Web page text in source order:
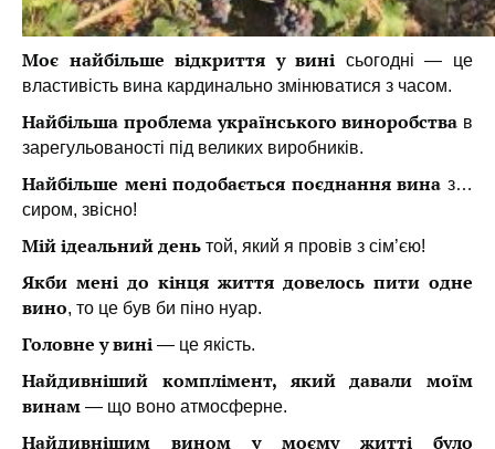
Моє найбільше відкриття у вині сьогодні — це
властивість вина кардинально змінюватися з часом.
Найбільша проблема українського виноробства в
зарегульованості під великих виробників.
Найбільше мені подобається поєднання вина з…
сиром, звісно!
Мій ідеальний день той, який я провів з сім’єю!
Якби мені до кінця життя довелось пити одне
вино, то це був би піно нуар.
Головне у вині — це якість.
Найдивніший комплімент, який давали моїм
винам — що воно атмосферне.
Найдивнішим вином у моєму житті було